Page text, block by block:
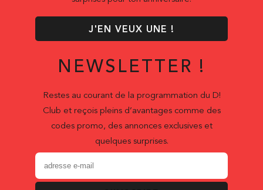
J'EN VEUX UNE !
NEWSLETTER !
Restes au courant de la programmation du D!
Club et reçois pleins d’avantages comme des
codes promo, des annonces exclusives et
quelques surprises.